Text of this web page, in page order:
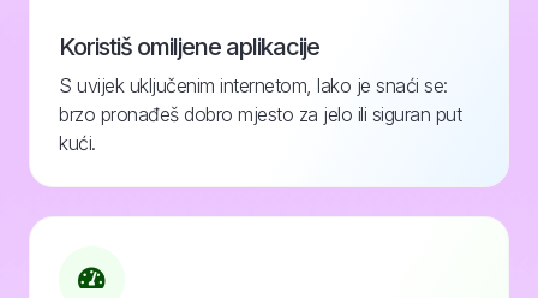
Koristiš omiljene aplikacije
S uvijek uključenim internetom, lako je snaći se:
brzo pronađeš dobro mjesto za jelo ili siguran put
kući.